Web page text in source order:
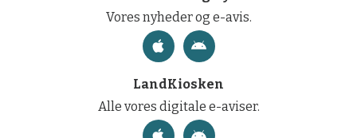
Vores nyheder og e-avis.
LandKiosken
Alle vores digitale e-aviser.